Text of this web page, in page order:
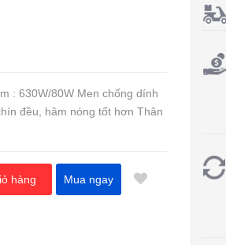
: 630W/80W Men chống dính
đều, hâm nóng tốt hơn Thân
hàng Mua ngay